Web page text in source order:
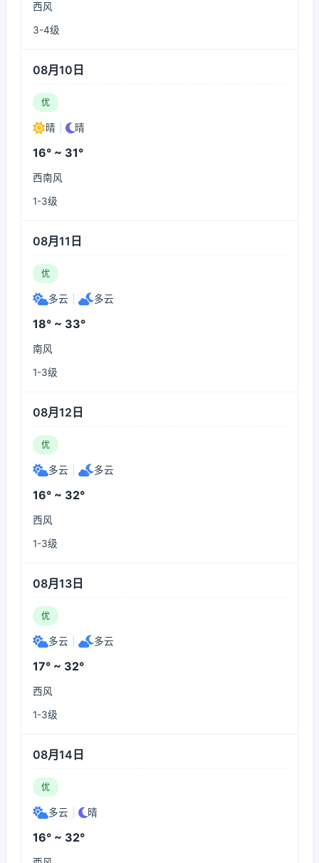
西风
3-4级
08月10日
优
晴 晴
16° ~ 31°
西南风
1-3级
08月11日
优
多云 多云
18° ~ 33°
南风
1-3级
08月12日
优
多云 多云
16° ~ 32°
西风
1-3级
08月13日
优
多云 多云
17° ~ 32°
西风
1-3级
08月14日
优
多云 晴
16° ~ 32°